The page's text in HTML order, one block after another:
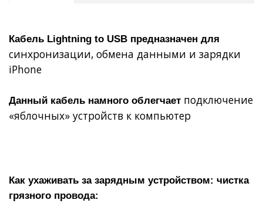
Кабель Lightning to USB предназначен для
синхронизации, обмена данными и зарядки
iPhone
Данный кабель намного облегчает подключение
«яблочных» устройств к компьютер
Как ухаживать за зарядным устройством: чистка
грязного провода: